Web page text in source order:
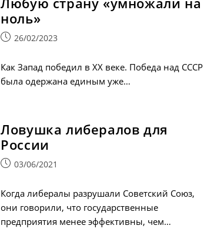
ноль»
Запись26/02/2023
Как Запад победил в ХХ веке. Победа над СССР
была одержана единым уже…
Ловушка либералов для
России
Запись03/06/2021
Когда либералы разрушали Советский Союз,
они говорили, что государственные
предприятия менее эффективны, чем…